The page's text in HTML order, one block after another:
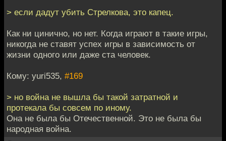
> если дадут убить Стрелкова, это капец.
Как ни цинично, но нет. Когда играют в такие игры,
никогда не ставят успех игры в зависимость от
жизни одного или даже ста человек.
Кому: yuri535, #169
> но война не вышла бы такой затратной и
протекала бы совсем по иному.
Она не была бы Отечественной. Это не была бы
народная война.